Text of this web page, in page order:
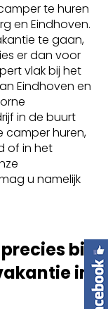
te huren
en Eindhoven.
te gaan,
er dan voor
vlak bij het
Eindhoven en
in de buurt
camper huren,
of in het
u namelijk
bij
in